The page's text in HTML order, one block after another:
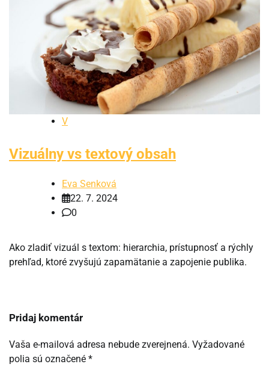
V
Vizuálny vs textový obsah
Eva Senková
22. 7. 2024
0
Ako zladiť vizuál s textom: hierarchia, prístupnosť a rýchly
prehľad, ktoré zvyšujú zapamätanie a zapojenie publika.
Pridaj komentár
Vaša e-mailová adresa nebude zverejnená. Vyžadované
polia sú označené *